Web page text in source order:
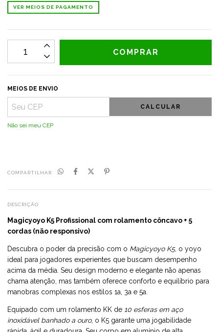
VER MEIOS DE PAGAMENTO
MEIOS DE ENVIO
CALCULAR
Não sei meu CEP
COMPARTILHAR
DESCRIÇÃO
Magicyoyo K5 Profissional com rolamento côncavo + 5
cordas (não responsivo)
Descubra o poder da precisão com o Magicyoyo K5, o yoyo
ideal para jogadores experientes que buscam desempenho
acima da média. Seu design moderno e elegante não apenas
chama atenção, mas também oferece conforto e equilíbrio para
manobras complexas nos estilos 1a, 3a e 5a.
Equipado com um rolamento KK de 10 esferas em aço
inoxidável banhado a ouro, o K5 garante uma jogabilidade